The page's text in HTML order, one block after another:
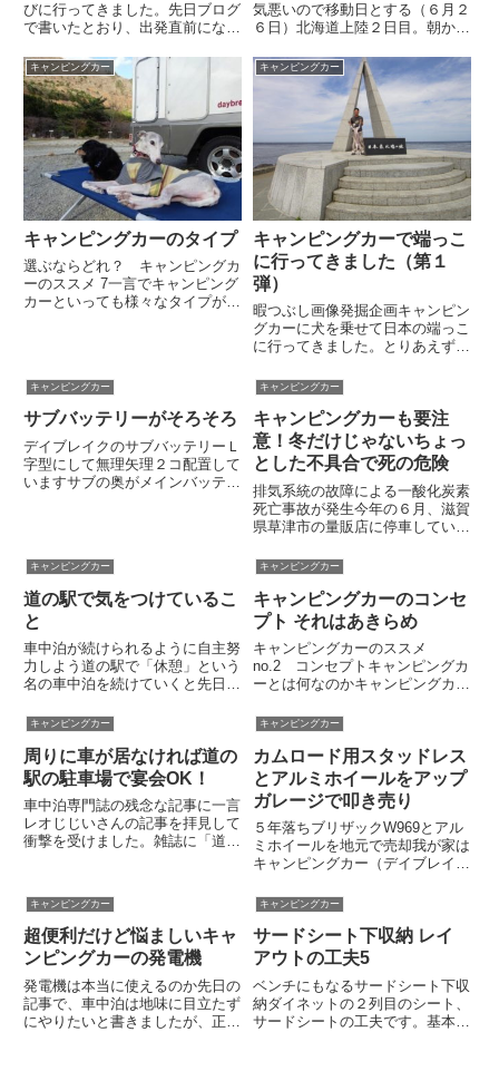
びに行ってきました。先日ブログ
で書いたとおり、出発直前になっ
を発見。修理は間に合わないので
そのまま出発した訳ですが、キャ
ラバンの途中でカーナビ以外にも
不具合があることが判明しまし
た...
気悪いので移動日とする（６月２
６日）北海道上陸２日目。朝から
観光するにもイマイチの空模様な
ので、移動日に充てることにし
た。函館から一路、北竜町の道の
駅サンフラワー北竜を目指す。観
キャンピングカー
キャンピングカーのタイプ
選ぶならどれ？ キャンピングカ
ーのススメ 7一言でキャンピング
カーといっても様々なタイプがあ
も売れているようです。そうい...
キャンピングカー
キャンピングカーで端っこ
に行ってきました（第１
弾）
暇つぶし画像発掘企画キャンピン
グカーに犬を乗せて日本の端っこ
に行ってきました。とりあえず第
端は御存じ宗谷岬。もっと北に位
置する弁天島が目の前に見えます
し、さらに北には択捉島もありま
すが、普通に行ける最北端はこ
こ...
キャンピングカー
サブバッテリーがそろそろ
デイブレイクのサブバッテリーＬ
字型にして無理矢理２コ配置して
いますサブの奥がメインバッテリ
です。原因はサブバッテリー電
圧...
キャンピングカー
キャンピングカーも要注
意！冬だけじゃないちょっ
とした不具合で死の危険
排気系統の故障による一酸化炭素
死亡事故が発生今年の６月、滋賀
県草津市の量販店に停車していた
見されるという事件がありまし
た。事件に巻き込まれたのか、そ
れとも自殺なのか。事件性はない
ようにみられるけれど、もし自殺
だ...
キャンピングカー
道の駅で気をつけているこ
と
車中泊が続けられるように自主努
力しよう道の駅で「休憩」という
名の車中泊を続けていくと先日書
ナーを守って周りの方に迷惑をか
す。そこで、すでに語られ尽くさ
れたことではありますが、車中泊
時...
キャンピングカー
キャンピングカーのコンセ
プト それはあきらめ
キャンピングカーのススメ
no.2 コンセプトキャンピングカ
ーとは何なのかキャンピングカー
ご存じだとは思います。私がひと
カーは異形なるキメラ、マジンガ
ーＺのあしゅら男爵（古い）み
た...
キャンピングカー
周りに車が居なければ道の
駅の駐車場で宴会OK！
車中泊専門誌の残念な記事に一言
レオじじいさんの記事を拝見して
衝撃を受けました。雑誌に「道の
ー」みたいなことが記載されてい
たそうです。また、優先スペース
に堂々と車を停め、恥ずかしげ
も...
キャンピングカー
カムロード用スタッドレス
とアルミホイールをアップ
ガレージで叩き売り
５年落ちブリザックW969とアル
ミホイールを地元で売却我が家は
キャンピングカー（デイブレイク
台のクルマを所有しています。冬
になると２台のうちキャンピング
カーだけスタッドレスタイヤに交
換。スキー出かけたり地元で大...
キャンピングカー
超便利だけど悩ましいキャ
ンピングカーの発電機
発電機は本当に使えるのか先日の
記事で、車中泊は地味に目立たず
にやりたいと書きましたが、正直
キャンピングカー
サードシート下収納 レイ
アウトの工夫5
ベンチにもなるサードシート下収
納ダイネットの２列目のシート、
サードシートの工夫です。基本は